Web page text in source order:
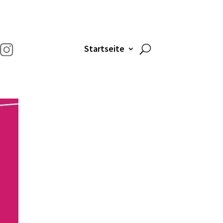
Startseite